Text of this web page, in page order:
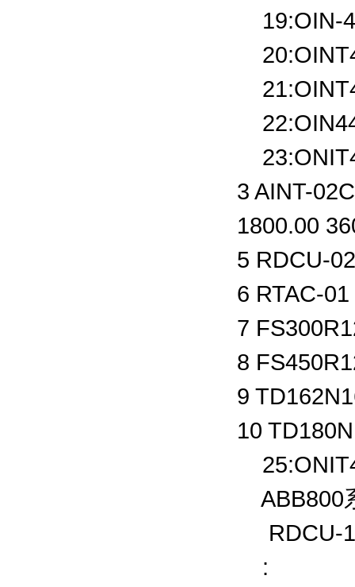
19:OIN-
3 AINT-
1800.00
5 RDCU-
6 RTAC-
7
8
9
10
ABB800
RDCU-
: